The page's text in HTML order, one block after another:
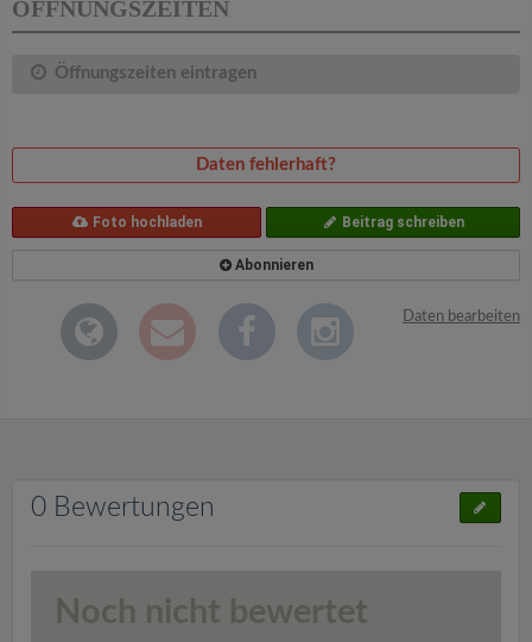
ÖFFNUNGSZEITEN
Öffnungszeiten eintragen
Daten fehlerhaft?
Foto hochladen Beitrag schreiben
Abonnieren
Daten bearbeiten
0 Bewertungen
Noch nicht bewertet